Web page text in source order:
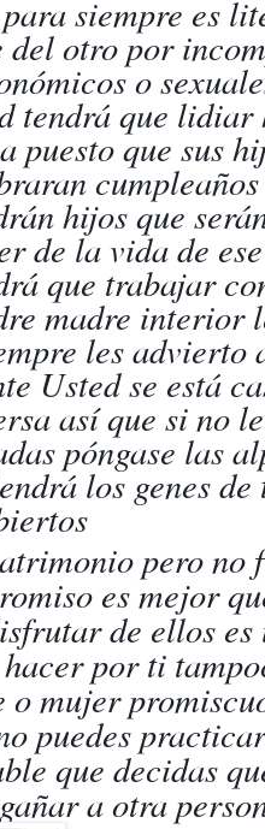
siempre es
del otro por
o
tendrá que
puesto que sus
hijos que
de la vida de
que trabajar
madre interior
les advierto
Usted se está
así que si no
póngase las
los genes
pero no
es mejor
de ellos
por ti
o mujer
puedes
que decidas
a otra